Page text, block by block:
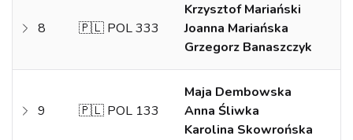
8 🇵🇱 POL 333
Krzysztof Mariański
Joanna Mariańska
Grzegorz Banaszczyk
9 🇵🇱 POL 133
Maja Dembowska
Anna Śliwka
Karolina Skowrońska